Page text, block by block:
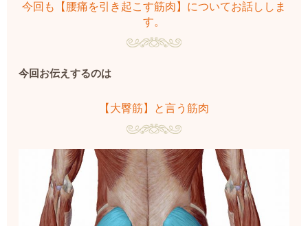
今回も【腰痛を引き起こす筋肉】についてお話ししま
す。
今回お伝えするのは
【大臀筋】と言う筋肉